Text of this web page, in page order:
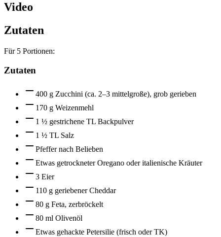
Video
Zutaten
Für 5 Portionen:
Zutaten
400 g Zucchini (ca. 2–3 mittelgroße), grob gerieben
170 g Weizenmehl
1 ½ gestrichene TL Backpulver
1 ½ TL Salz
Pfeffer nach Belieben
Etwas getrockneter Oregano oder italienische Kräuter
3 Eier
110 g geriebener Cheddar
80 g Feta, zerbröckelt
80 ml Olivenöl
Etwas gehackte Petersilie (frisch oder TK)